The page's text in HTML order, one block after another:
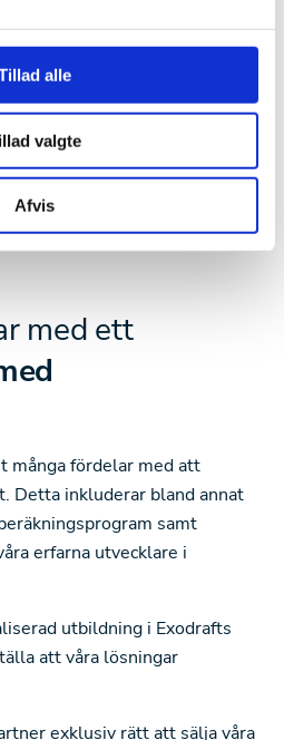
alle
valgte
Afvis
med ett
många fördelar med att
Detta inkluderar bland annat
samt
erfarna utvecklare i
utbildning i Exodrafts
att våra lösningar
exklusiv rätt att sälja våra